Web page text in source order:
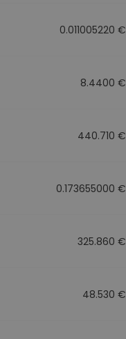
0.011005220 €
8.4400 €
440.710 €
0.173655000 €
325.860 €
48.530 €